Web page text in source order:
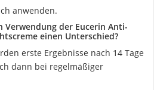
anwenden.
Verwendung der Eucerin Anti-
einen Unterschied?
erste Ergebnisse nach 14 Tage
dann bei regelmäßiger